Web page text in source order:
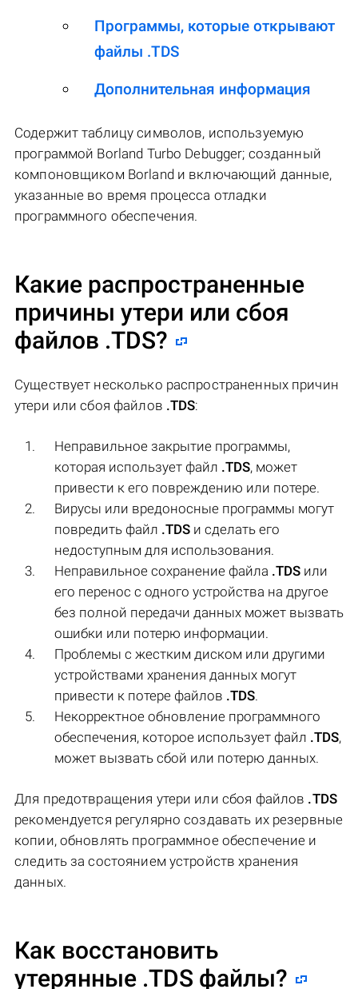
Программы, которые открывают
файлы .TDS
Дополнительная информация
Содержит таблицу символов, используемую
программой Borland Turbo Debugger; созданный
компоновщиком Borland и включающий данные,
указанные во время процесса отладки
программного обеспечения.
Какие распространенные
причины утери или сбоя
файлов .TDS?
Существует несколько распространенных причин
утери или сбоя файлов .TDS:
Неправильное закрытие программы,
которая использует файл .TDS, может
привести к его повреждению или потере.
Вирусы или вредоносные программы могут
повредить файл .TDS и сделать его
недоступным для использования.
Неправильное сохранение файла .TDS или
его перенос с одного устройства на другое
без полной передачи данных может вызвать
ошибки или потерю информации.
Проблемы с жестким диском или другими
устройствами хранения данных могут
привести к потере файлов .TDS.
Некорректное обновление программного
обеспечения, которое использует файл .TDS,
может вызвать сбой или потерю данных.
Для предотвращения утери или сбоя файлов .TDS
рекомендуется регулярно создавать их резервные
копии, обновлять программное обеспечение и
следить за состоянием устройств хранения
данных.
Как восстановить
утерянные .TDS файлы?